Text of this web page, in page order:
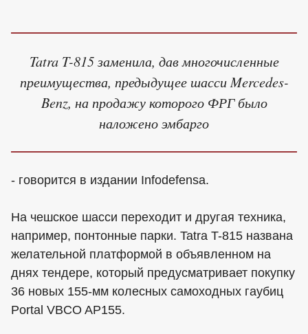
Tatra T-815 заменила, дав многочисленные
преимущества, предыдущее шасси Mercedes-
Benz, на продажу которого ФРГ было
наложено эмбарго
- говорится в издании Infodefensa.
На чешское шасси переходит и другая техника,
например, понтонные парки. Tatra T-815 названа
желательной платформой в объявленном на
днях тендере, который предусматривает покупку
36 новых 155-мм колесных самоходных гаубиц
Portal VBCO AP155.